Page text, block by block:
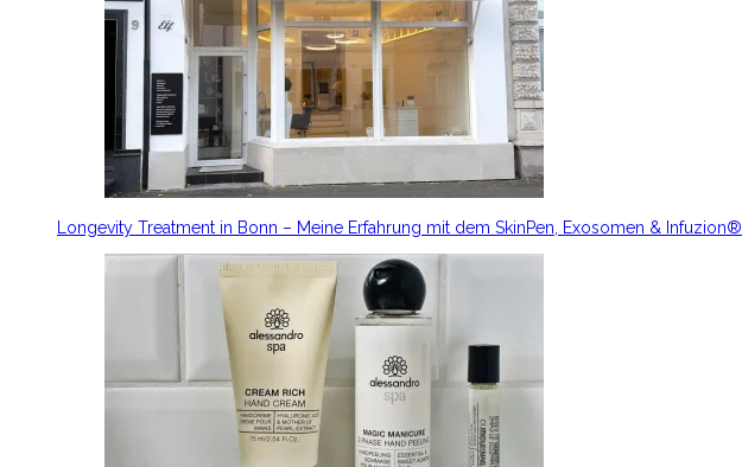
Longevity Treatment in Bonn – Meine Erfahrung mit dem SkinPen, Exosomen & Infuzion®